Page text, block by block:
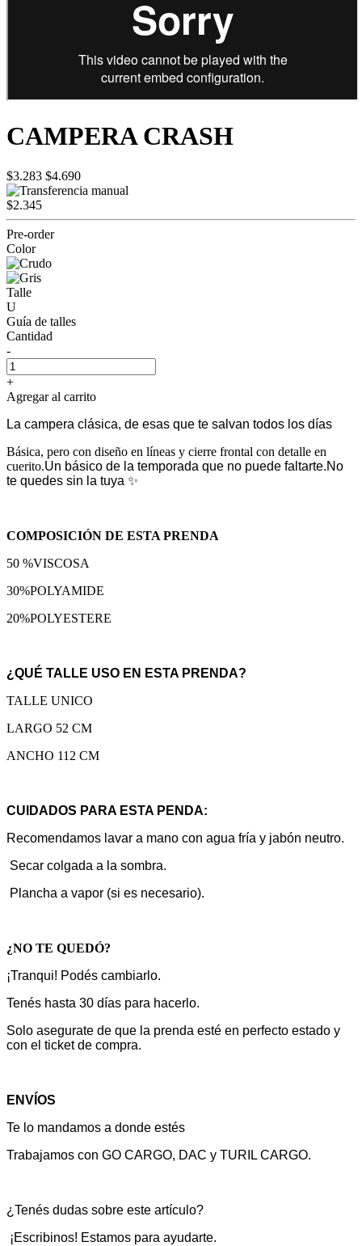
CAMPERA CRASH
$3.283 $4.690
$2.345
Pre-order
Color
Talle
U
Guía de talles
Cantidad
-
+
Agregar al carrito
La campera clásica, de esas que te salvan todos los días
Básica, pero con diseño en líneas y cierre frontal con detalle en
cuerito.Un básico de la temporada que no puede faltarte.No
te quedes sin la tuya ✨
COMPOSICIÓN DE ESTA PRENDA
50 %VISCOSA
30%POLYAMIDE
20%POLYESTERE
¿QUÉ TALLE USO EN ESTA PRENDA?
TALLE UNICO
LARGO 52 CM
ANCHO 112 CM
CUIDADOS PARA ESTA PENDA:
Recomendamos lavar a mano con agua fría y jabón neutro.
Secar colgada a la sombra.
Plancha a vapor (si es necesario).
¿NO TE QUEDÓ?
¡Tranqui! Podés cambiarlo.
Tenés hasta 30 días para hacerlo.
Solo asegurate de que la prenda esté en perfecto estado y
con el ticket de compra.
ENVÍOS
Te lo mandamos a donde estés
Trabajamos con GO CARGO, DAC y TURIL CARGO.
¿Tenés dudas sobre este artículo?
¡Escribinos! Estamos para ayudarte.